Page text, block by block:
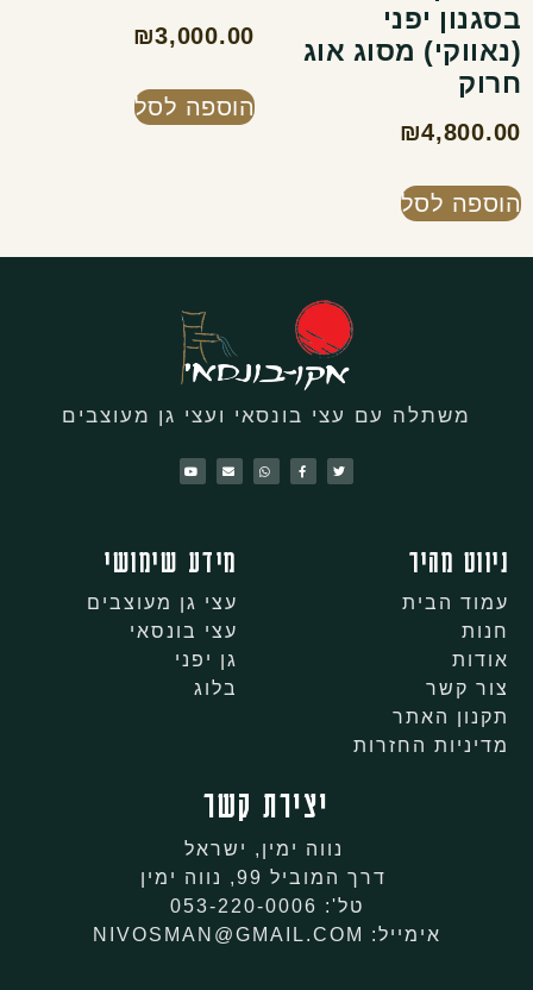
בסגנון יפני
(נאווקי) מסוג אוג
חרוק
₪4,800.00
הוספה לסל
₪3,000.00
הוספה לסל
משתלה עם עצי בונסאי ועצי גן מעוצבים
ניווט מהיר
עמוד הבית
חנות
אודות
צור קשר
תקנון האתר
מדיניות החזרות
מידע שימושי
עצי גן מעוצבים
עצי בונסאי
גן יפני
בלוג
יצירת קשר
נווה ימין, ישראל
דרך המוביל 99, נווה ימין
טל': 053-220-0006
אימייל: NIVOSMAN@GMAIL.COM